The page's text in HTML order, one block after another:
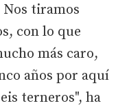
Nos tiramos
con lo que
más caro,
años por aquí
terneros", ha